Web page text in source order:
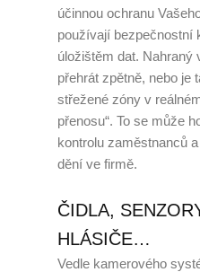
Volná místa
Informace dle zákona č.
90/2012 Sb.
Tiskové centrum
Reference
Rady a tipy
Kontakty
účinnou ochranu
používají bezpečnostní
úložištěm dat. Nahraný
přehrát zpětně, nebo je
střežené zóny v
přenosu“. To se může
kontrolu zaměstnanců
dění ve firmě.
ČIDLA,
HLÁSIČE…
Vedle kamerového